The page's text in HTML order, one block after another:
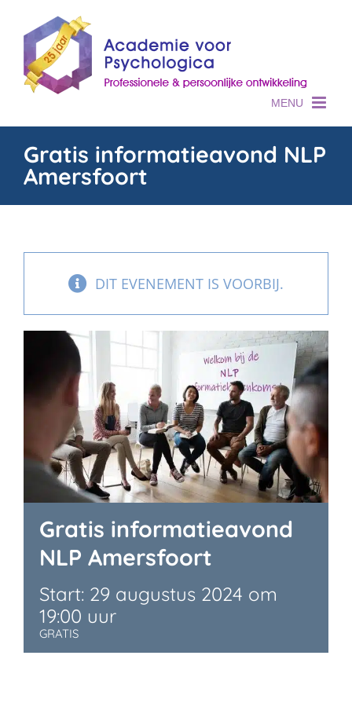
content
Gratis informatieavond NLP
Amersfoort
DIT EVENEMENT IS VOORBIJ.
Gratis informatieavond
NLP Amersfoort
29 augustus 2024 om
19:00
GRATIS